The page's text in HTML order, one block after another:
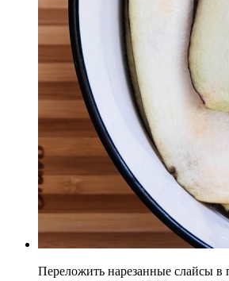
Переложить нарезанные слайсы в